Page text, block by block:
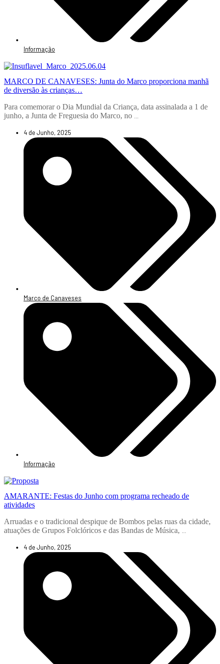
Informação
MARCO DE CANAVESES: Junta do Marco proporciona manhã
de diversão às crianças…
Para comemorar o Dia Mundial da Criança, data assinalada a 1 de
junho, a Junta de Freguesia do Marco, no
4 de Junho, 2025
Marco de Canaveses
Informação
AMARANTE: Festas do Junho com programa recheado de
atividades
Arruadas e o tradicional despique de Bombos pelas ruas da cidade,
atuações de Grupos Folclóricos e das Bandas de Música, ...
4 de Junho, 2025